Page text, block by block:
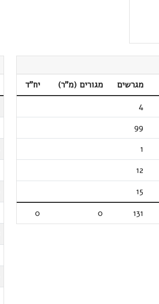
מגרשים מגורים (מ"ר)
יח"ד
4
99
1
12
15
131
0
0